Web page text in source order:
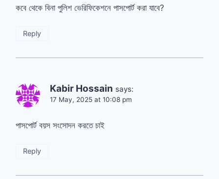
কবে থেকে বিনা পুলিশ ভেরিফিকেশনে পাসপোর্ট করা যাবে?
Reply
Kabir Hossain says:
17 May, 2025 at 10:08 pm
পাসপোর্ট বয়স সংসোদন করতে চাই
Reply